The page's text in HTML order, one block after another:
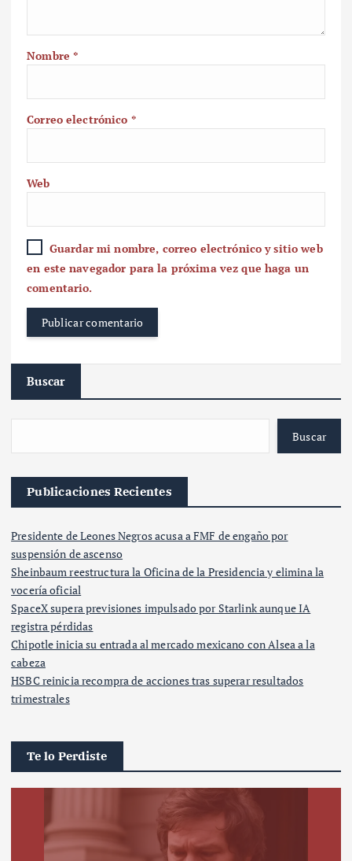
Nombre*
Correo electrónico *
Web
Guardar mi nombre, correo electrónico y sitio web
en este navegador para la próxima vez que haga un
comentario.
Buscar
Buscar
Publicaciones Recientes
Presidente de Leones Negros acusa a FMF de engaño por
suspensión de ascenso
Sheinbaum reestructura la Oficina de la Presidencia y elimina la
vocería oficial
SpaceX supera previsiones impulsado por Starlink aunque IA
registra pérdidas
Chipotle inicia su entrada al mercado mexicano con Alsea a la
cabeza
HSBC reinicia recompra de acciones tras superar resultados
trimestrales
Te lo Perdiste